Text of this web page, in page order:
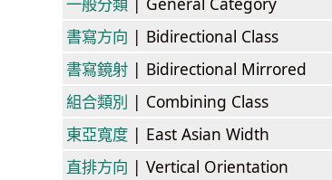
書寫方向 | Bidirectional Class
書寫鏡射 | Bidirectional Mirrored
組合類別 | Combining Class
東亞寬度 | East Asian Width
直排方向 | Vertical Orientation